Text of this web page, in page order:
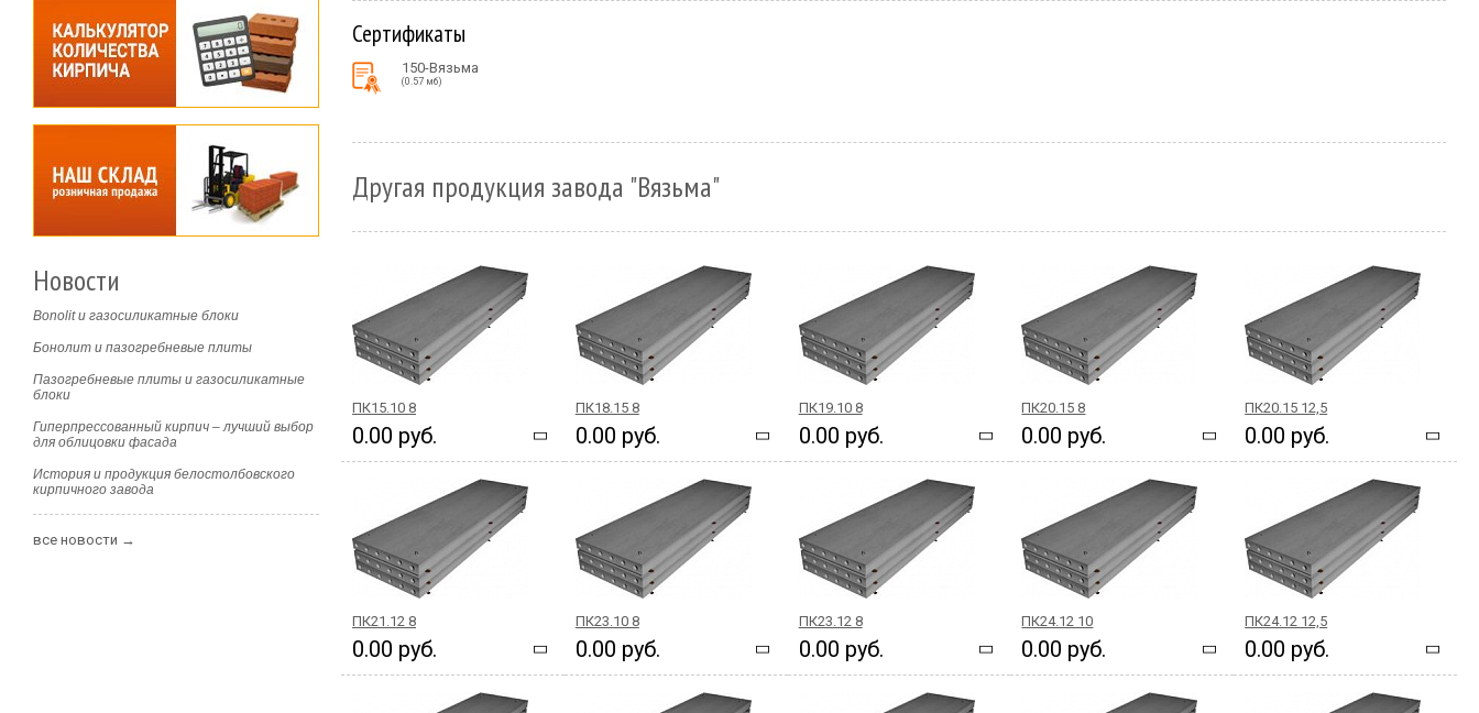
Сертификаты
150-Вязьма
(0.57 мб)
Другая продукция завода "Вязьма"
ПК15.10 8
0.00 руб.
ПК18.15 8
0.00 руб.
ПК19.10 8
0.00 руб.
ПК20.15 8
0.00 руб.
ПК20.15 12,5
0.00 руб.
ПК21.12 8
0.00 руб.
ПК23.10 8
0.00 руб.
ПК23.12 8
0.00 руб.
ПК24.12 10
0.00 руб.
ПК24.12 12,5
0.00 руб.
Новости
Bonolit и газосиликатные блоки
Бонолит и пазогребневые плиты
Пазогребневые плиты и газосиликатные
блоки
Гиперпрессованный кирпич – лучший выбор
для облицовки фасада
История и продукция белостолбовского
кирпичного завода
все новости →